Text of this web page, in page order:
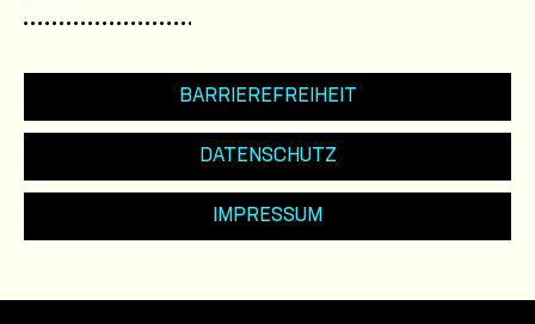
BARRIEREFREIHEIT
DATENSCHUTZ
IMPRESSUM